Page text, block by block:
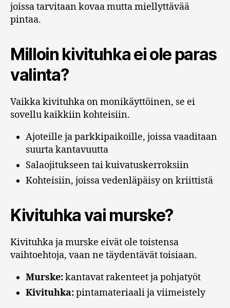
joissa tarvitaan kovaa mutta miellyttävää
pintaa.
Milloin kivituhka ei ole paras
valinta?
Vaikka kivituhka on monikäyttöinen, se ei
sovellu kaikkiin kohteisiin.
Ajoteille ja parkkipaikoille, joissa vaaditaan
suurta kantavuutta
Salaojitukseen tai kuivatuskerroksiin
Kohteisiin, joissa vedenläpäisy on kriittistä
Kivituhka vai murske?
Kivituhka ja murske eivät ole toistensa
vaihtoehtoja, vaan ne täydentävät toisiaan.
Murske:kantavat rakenteet ja pohjatyöt
Kivituhka:pintamateriaali ja viimeistely